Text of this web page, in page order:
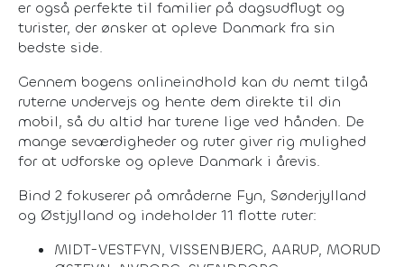
er også perfekte til familier på dagsudflugt og
turister, der ønsker at opleve Danmark fra sin
bedste side.
Gennem bogens onlineindhold kan du nemt tilgå
ruterne undervejs og hente dem direkte til din
mobil, så du altid har turene lige ved hånden. De
mange seværdigheder og ruter giver rig mulighed
for at udforske og opleve Danmark i årevis.
Bind 2 fokuserer på områderne Fyn, Sønderjylland
og Østjylland og indeholder 11 flotte ruter:
MIDT-VESTFYN, VISSENBJERG, AARUP, MORUD